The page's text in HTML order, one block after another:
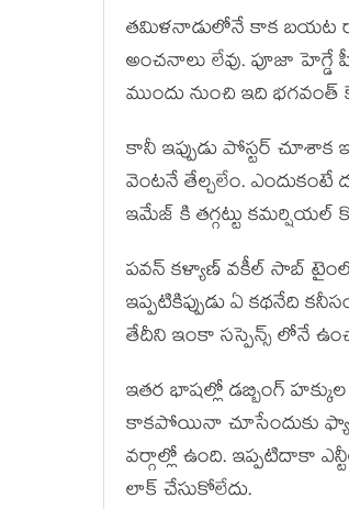
తమిళనాడులోనే కాక బయట
అంచనాలు లేవు. పూజా
ముందు నుంచి ఇది భగవంత్
కానీ ఇప్పుడు పోస్టర్
వెంటనే తేల్చలేం.
ఇమేజ్ కి తగ్గట్టు కమర్షియల్
పవన్ కళ్యాణ్ వకీల్ సాబ్
ఇప్పటికిప్పుడు ఏ కథనేది
తేదీని ఇంకా సస్పెన్స్ లోనే
ఇతర భాషల్లో డబ్బింగ్
కాకపోయినా చూసేందుకు ఫ్యాన్స్
వర్గాల్లో ఉంది. ఇప్పటిదాకా
లాక్ చేసుకోలేదు.